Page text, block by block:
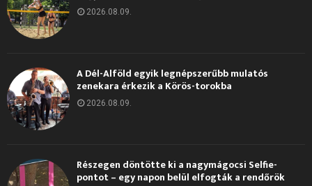
2026.08.09.
A Dél-Alföld egyik legnépszerűbb mulatós
zenekara érkezik a Körös-torokba
2026.08.09.
Részegen döntötte ki a nagymágocsi Selfie-
pontot – egy napon belül elfogták a rendőrök